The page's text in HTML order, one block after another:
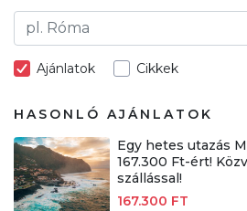
Ajánlatok Cikkek
HASONLÓ AJÁNLATOK
Egy hetes utazás
167.300 Ft-ért!
szállással!
167.300 FT